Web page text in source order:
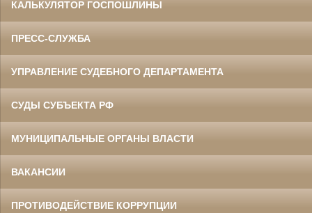
КАЛЬКУЛЯТОР ГОСПОШЛИНЫ
ПРЕСС-СЛУЖБА
УПРАВЛЕНИЕ СУДЕБНОГО ДЕПАРТАМЕНТА
СУДЫ СУБЪЕКТА РФ
МУНИЦИПАЛЬНЫЕ ОРГАНЫ ВЛАСТИ
ВАКАНСИИ
ПРОТИВОДЕЙСТВИЕ КОРРУПЦИИ